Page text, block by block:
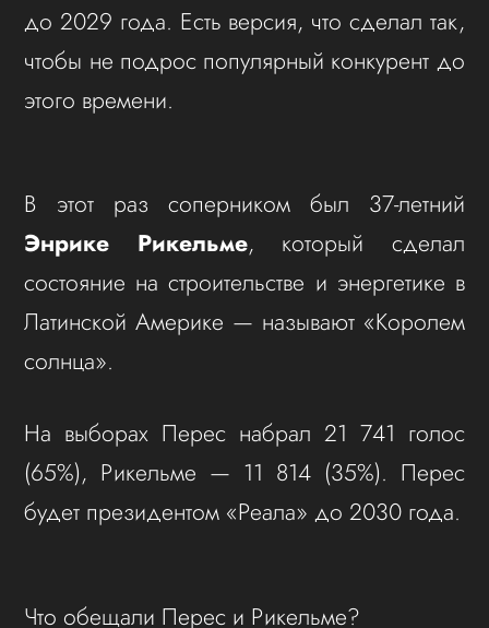
до 2029 года. Есть версия, что сделал так,
чтобы не подрос популярный конкурент до
этого времени.
В этот раз соперником был 37-летний
Энрике Рикельме, который сделал
состояние на строительстве и энергетике в
Латинской Америке — называют «Королем
солнца».
На выборах Перес набрал 21 741 голос
(65%), Рикельме — 11 814 (35%). Перес
будет президентом «Реала» до 2030 года.
Что обещали Перес и Рикельме?